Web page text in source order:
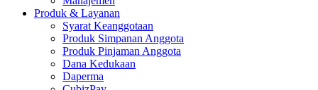
Produk & Layanan
Syarat Keanggotaan
Produk Simpanan Anggota
Produk Pinjaman Anggota
Dana Kedukaan
Daperma